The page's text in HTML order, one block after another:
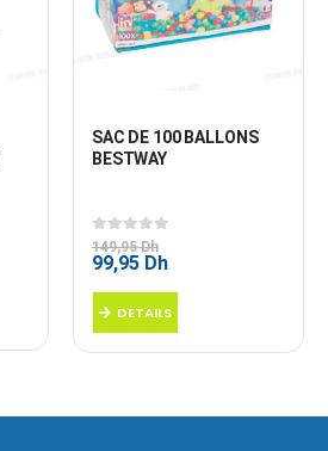
SAC DE 100 BALLONS
BESTWAY
0 sur 5
149,95Dh
Le
était :
149,95 Dh.
99,95 DhLe
est :
99,95 Dh.
DETAILS